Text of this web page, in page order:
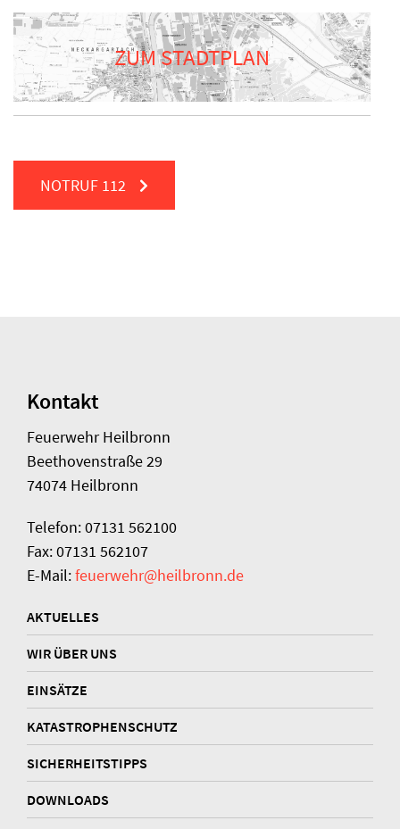
ZUM STADTPLAN
NOTRUF 112
Kontakt
Feuerwehr Heilbronn
Beethovenstraße 29
74074 Heilbronn
Telefon: 07131 562100
Fax: 07131 562107
E-Mail:feuerwehr@heilbronn.de
AKTUELLES
WIR ÜBER UNS
EINSÄTZE
KATASTROPHENSCHUTZ
SICHERHEITSTIPPS
DOWNLOADS